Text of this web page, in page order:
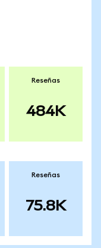
Reseñas
484K
Reseñas
75.8K